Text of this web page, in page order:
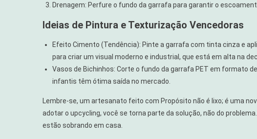
Drenagem: Perfure o fundo da garrafa para garantir o
Ideias de Pintura e Texturização Vencedoras
Efeito Cimento (Tendência): Pinte a garrafa com tinta cinza e
para criar um visual moderno e industrial, que está em alta na
Vasos de Bichinhos: Corte o fundo da garrafa PET em formato
infantis têm ótima saída no mercado.
Lembre-se, um artesanato feito com Propósito não é lixo; é uma
adotar o upcycling, você se torna parte da solução, não do
estão sobrando em casa.